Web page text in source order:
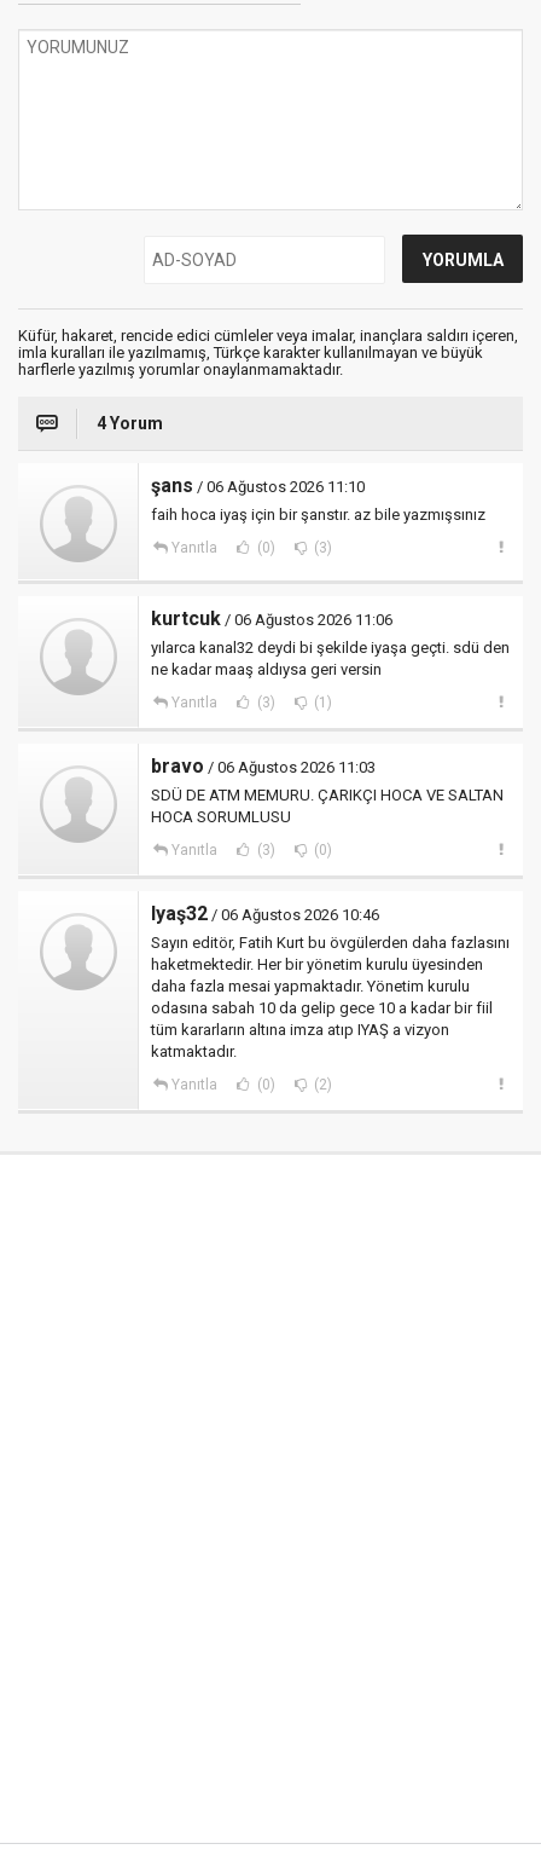
Küfür, hakaret, rencide edici cümleler veya imalar, inançlara saldırı içeren,
imla kuralları ile yazılmamış, Türkçe karakter kullanılmayan ve büyük
harflerle yazılmış yorumlar onaylanmamaktadır.
4 Yorum
şans / 06 Ağustos 2026 11:10
faih hoca iyaş için bir şanstır. az bile yazmışsınız
Yanıtla (0) (3)
kurtcuk / 06 Ağustos 2026 11:06
yılarca kanal32 deydi bi şekilde iyaşa geçti. sdü den
ne kadar maaş aldıysa geri versin
Yanıtla (3) (1)
bravo / 06 Ağustos 2026 11:03
SDÜ DE ATM MEMURU. ÇARIKÇI HOCA VE SALTAN
HOCA SORUMLUSU
Yanıtla (3) (0)
Iyaş32 / 06 Ağustos 2026 10:46
Sayın editör, Fatih Kurt bu övgülerden daha fazlasını
haketmektedir. Her bir yönetim kurulu üyesinden
daha fazla mesai yapmaktadır. Yönetim kurulu
odasına sabah 10 da gelip gece 10 a kadar bir fiil
tüm kararların altına imza atıp IYAŞ a vizyon
katmaktadır.
Yanıtla (0) (2)